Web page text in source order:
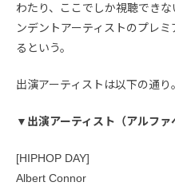
わたり、ここでしか視聴でき
ンデントアーティストのプレ
るという。
出演アーティストは以下の通り。
▼出演アーティスト（アルファ
[HIPHOP DAY]
Albert Connor